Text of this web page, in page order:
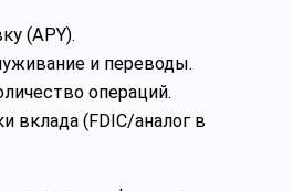
(APY).
и переводы.
операций.
вклада (FDIC/аналог в